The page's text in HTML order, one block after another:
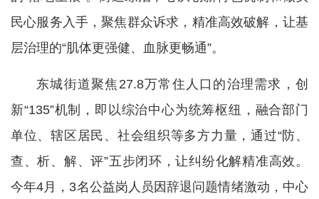
民心服务入手，聚焦群众诉求，精准高效破解，让基
层治理的“肌体更强健、血脉更畅通”。
东城街道聚焦27.8万常住人口的治理需求，创
新“135”机制，即以综治中心为统筹枢纽，融合部门
单位、辖区居民、社会组织等多方力量，通过“防、
查、析、解、评”五步闭环，让纠纷化解精准高效。
今年4月，3名公益岗人员因辞退问题情绪激动，中心